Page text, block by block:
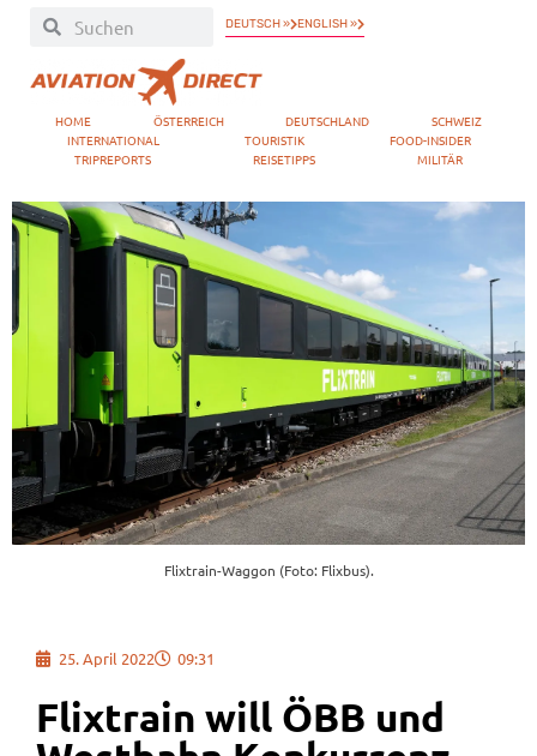
DEUTSCH » ENGLISH »
HOME ÖSTERREICH DEUTSCHLAND
SCHWEIZ
INTERNATIONAL
TOURISTIK
FOOD-INSIDER
TRIPREPORTS
REISETIPPS MILITÄR
Flixtrain-Waggon (Foto: Flixbus).
25. April 2022 09:31
Flixtrain will ÖBB und